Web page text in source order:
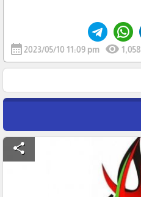
calendar_month2023/05/10 11:09 pm visibility 1,058
share